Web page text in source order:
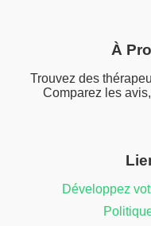
À
Trouvez des
Comparez les
Développez